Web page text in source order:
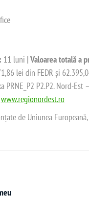
11 luni |Valoarea totală a
lei din FEDR și
PRNE_P2 P2.P2. Nord-
www.regionordest.ro
de Uniunea